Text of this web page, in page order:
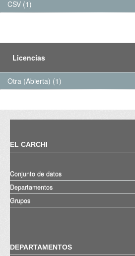
CSV (1)
Licencias
Otra (Abierta) (1)
EL CARCHI
Conjunto de datos
Departamentos
Grupos
DEPARTAMENTOS